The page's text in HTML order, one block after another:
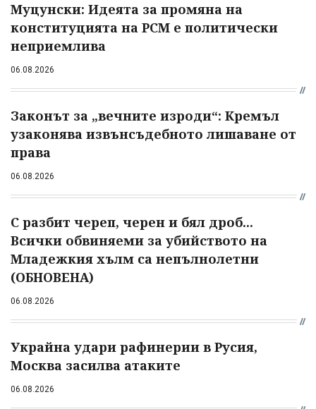
Муцунски: Идеята за промяна на
конституцията на РСМ е политически
неприемлива
06.08.2026
Законът за „вечните изроди“: Кремъл
узаконява извънсъдебното лишаване от
права
06.08.2026
С разбит череп, черен и бял дроб...
Всички обвиняеми за убийството на
Младежкия хълм са непълнолетни
(ОБНОВЕНА)
06.08.2026
Украйна удари рафинерии в Русия,
Москва засилва атаките
06.08.2026